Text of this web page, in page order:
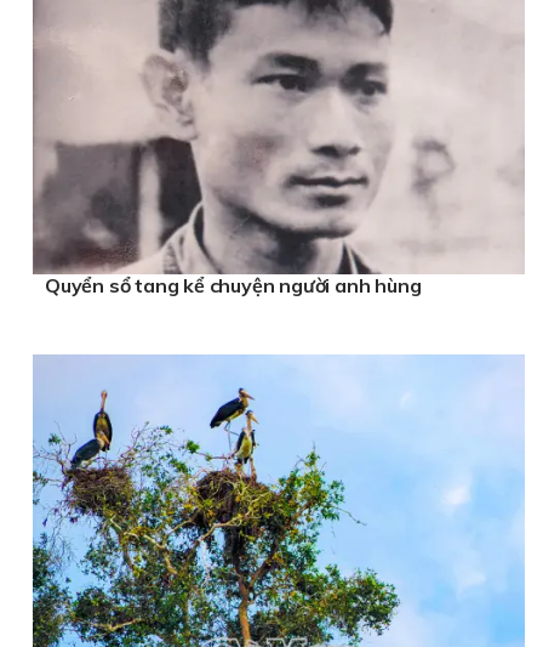
Quyển sổ tang kể chuyện người anh hùng